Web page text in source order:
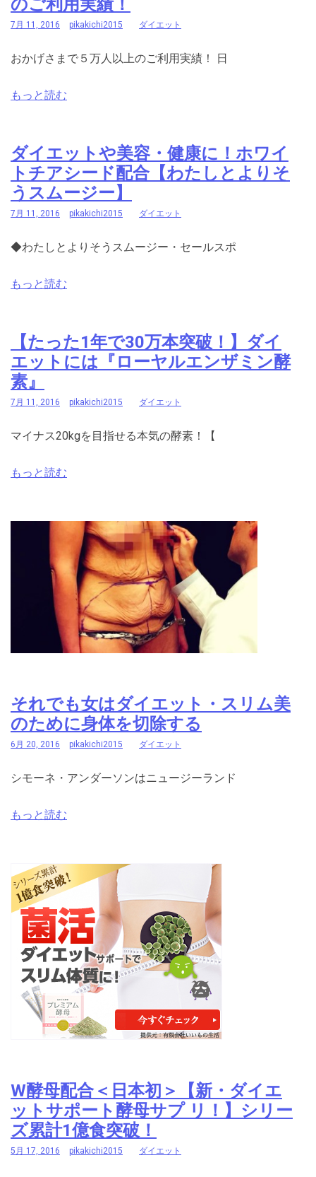
のご利用実績！
7月 11, 2016 pikakichi2015 ダイエット
おかげさまで５万人以上のご利用実績！ 日
もっと読む
ダイエットや美容・健康に！ホワイ
トチアシード配合【わたしとよりそ
うスムージー】
7月 11, 2016 pikakichi2015 ダイエット
◆わたしとよりそうスムージー・セールスポ
もっと読む
【たった1年で30万本突破！】ダイ
エットには『ローヤルエンザミン酵
素』
7月 11, 2016 pikakichi2015 ダイエット
マイナス20kgを目指せる本気の酵素！【
もっと読む
それでも女はダイエット・スリム美
のために身体を切除する
6月 20, 2016 pikakichi2015 ダイエット
シモーネ・アンダーソンはニュージーランド
もっと読む
W酵母配合＜日本初＞【新・ダイエ
ットサポート酵母サプ リ！】シリー
ズ累計1億食突破！
5月 17, 2016 pikakichi2015 ダイエット